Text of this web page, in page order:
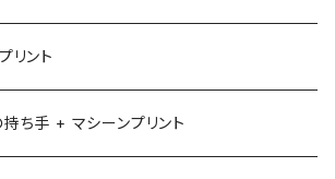
リント
ち手 + マシーンプリント